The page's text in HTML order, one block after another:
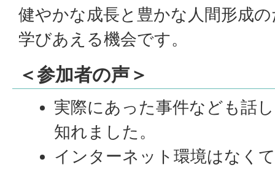
健やかな成長と豊かな人間形成
学びあえる機会です。
＜参加者の声＞
実際にあった事件なども話
知れました。
インターネット環境はなく